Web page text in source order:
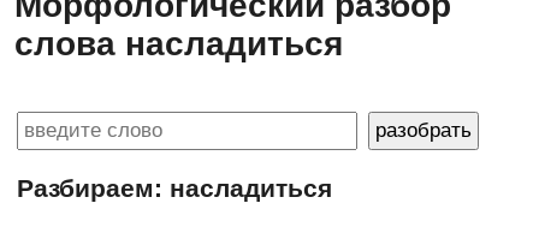
слова насладиться
Разбираем: насладиться